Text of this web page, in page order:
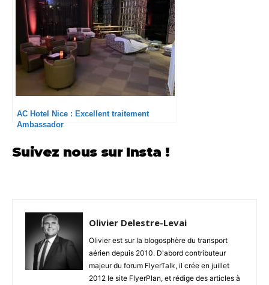
AC Hotel Nice : Excellent traitement
Ambassador
Suivez nous sur Insta !
Olivier Delestre-Levai
Olivier est sur la blogosphère du transport
aérien depuis 2010. D'abord contributeur
majeur du forum FlyerTalk, il crée en juillet
2012 le site FlyerPlan, et rédige des articles à